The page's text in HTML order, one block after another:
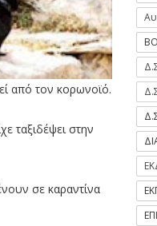
από τον κορωνοϊό.
ταξιδέψει στην
σε καραντίνα